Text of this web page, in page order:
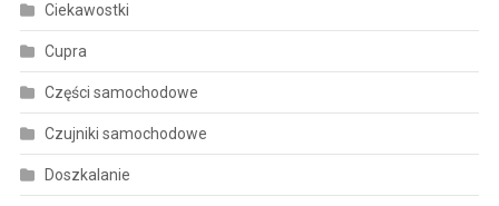
Ciekawostki
Cupra
Części samochodowe
Czujniki samochodowe
Doszkalanie